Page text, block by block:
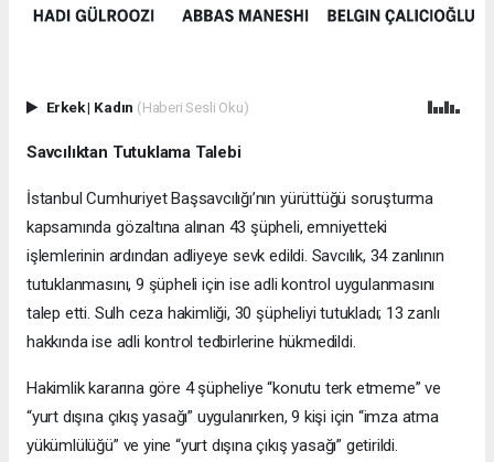
Erkek| Kadın (Haberi Sesli Oku)
Savcılıktan Tutuklama Talebi
İstanbul Cumhuriyet Başsavcılığı’nın yürüttüğü soruşturma
kapsamında gözaltına alınan 43 şüpheli, emniyetteki
işlemlerinin ardından adliyeye sevk edildi. Savcılık, 34 zanlının
tutuklanmasını, 9 şüpheli için ise adli kontrol uygulanmasını
talep etti. Sulh ceza hakimliği, 30 şüpheliyi tutukladı; 13 zanlı
hakkında ise adli kontrol tedbirlerine hükmedildi.
Hakimlik kararına göre 4 şüpheliye “konutu terk etmeme” ve
“yurt dışına çıkış yasağı” uygulanırken, 9 kişi için “imza atma
yükümlülüğü” ve yine “yurt dışına çıkış yasağı” getirildi.